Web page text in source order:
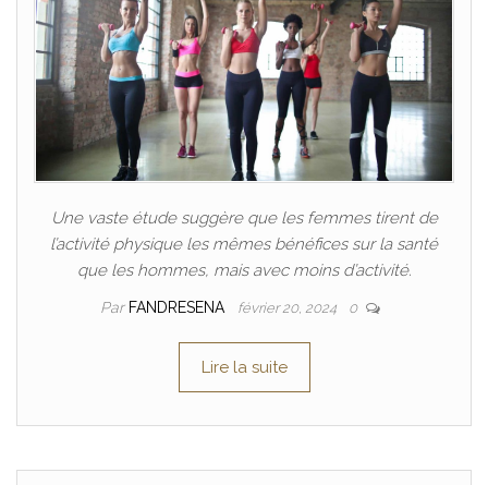
Une vaste étude suggère que les femmes tirent de
l’activité physique les mêmes bénéfices sur la santé
que les hommes, mais avec moins d’activité.
Par FANDRESENA février 20, 2024 0
Lire la suite